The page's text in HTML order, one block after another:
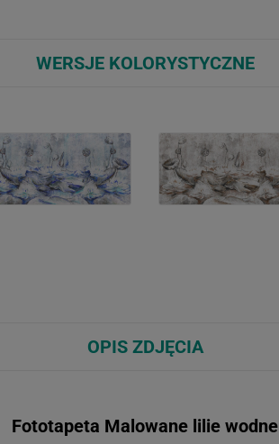
WERSJE KOLORYSTYCZNE
OPIS ZDJĘCIA
Fototapeta Malowane lilie wodne